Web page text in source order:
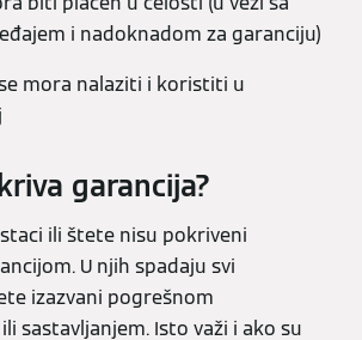
i nadoknadom za garanciju)
mora nalaziti i koristiti u
garancija?
ili štete nisu pokriveni
U njih spadaju svi
izazvani pogrešnom
sastavljanjem. Isto važi i ako su